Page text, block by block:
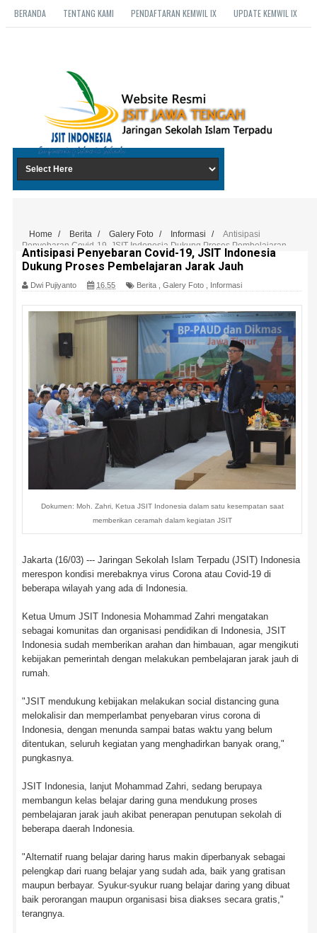
BERANDA TENTANG KAMI PENDAFTARAN KEMWIL IX UPDATE KEMWIL IX
Home / Berita / Galery Foto / Informasi /
Antisipasi
Penyebaran Covid-19, JSIT Indonesia Dukung Proses Pembelajaran
Jarak Jauh
Antisipasi Penyebaran Covid-19, JSIT Indonesia
Dukung Proses Pembelajaran Jarak Jauh
Dwi Pujiyanto 16.55 Berita Galery Foto Informasi
Dokumen: Moh. Zahri, Ketua JSIT Indonesia dalam satu kesempatan saat
memberikan ceramah dalam kegiatan JSIT
Jakarta (16/03) --- Jaringan Sekolah Islam Terpadu (JSIT) Indonesia
merespon kondisi merebaknya virus Corona atau Covid-19 di
beberapa wilayah yang ada di Indonesia.
Ketua Umum JSIT Indonesia Mohammad Zahri mengatakan
sebagai komunitas dan organisasi pendidikan di Indonesia, JSIT
Indonesia sudah memberikan arahan dan himbauan, agar mengikuti
kebijakan pemerintah dengan melakukan pembelajaran jarak jauh di
rumah.
"JSIT mendukung kebijakan melakukan social distancing guna
melokalisir dan memperlambat penyebaran virus corona di
Indonesia, dengan menunda sampai batas waktu yang belum
ditentukan, seluruh kegiatan yang menghadirkan banyak orang,"
pungkasnya.
JSIT Indonesia, lanjut Mohammad Zahri, sedang berupaya
membangun kelas belajar daring guna mendukung proses
pembelajaran jarak jauh akibat penerapan penutupan sekolah di
beberapa daerah Indonesia.
"Alternatif ruang belajar daring harus makin diperbanyak sebagai
pelengkap dari ruang belajar yang sudah ada, baik yang gratisan
maupun berbayar. Syukur-syukur ruang belajar daring yang dibuat
baik perorangan maupun organisasi bisa diakses secara gratis,"
terangnya.